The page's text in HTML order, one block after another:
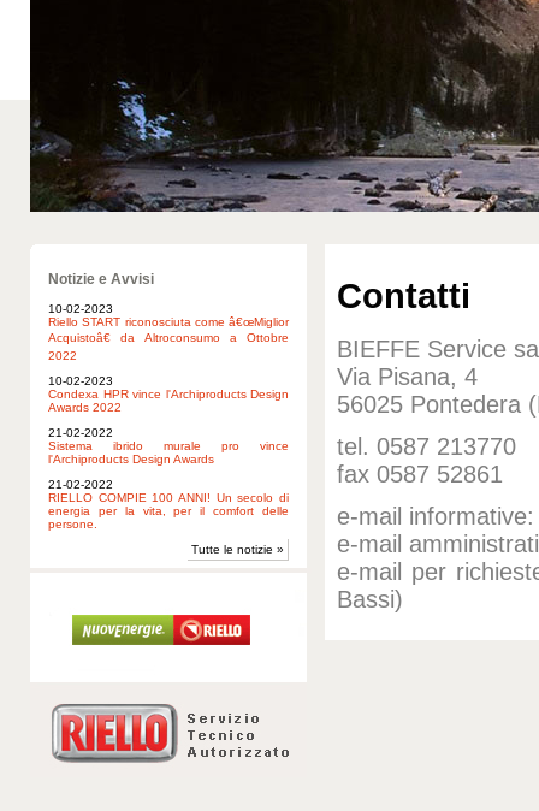
Notizie e Avvisi
10-02-2023
Riello START riconosciuta come â€œMiglior
Acquistoâ€ da Altroconsumo a Ottobre
2022
10-02-2023
Condexa HPR vince l'Archiproducts Design
Awards 2022
21-02-2022
Sistema ibrido murale pro vince
l'Archiproducts Design Awards
21-02-2022
RIELLO COMPIE 100 ANNI! Un secolo di
energia per la vita, per il comfort delle
persone.
Tutte le notizie »
Contatti
BIEFFE Service
Via Pisana, 4
56025 Pontedera
tel. 0587 213770
fax 0587 52861
e-mail
e-mail
e-mail per
Bassi)